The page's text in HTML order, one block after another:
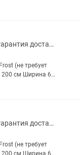
с
2 месяца от
Все
Холодильник LG гарантия доставка
(не требует
летним...
Холодильник LG гарантия доставка
(не требует